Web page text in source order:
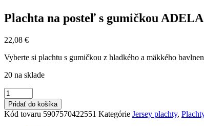
Plachta na posteľ s gumičkou
22,08 €
Vyberte si plachtu s gumičkou z hladkého a mäkkého
20 na sklade
množstvo
Plachta
na
posteľ
Pridať do košíka
Kód tovaru 5907570422551 Kategórie Jersey plachty,